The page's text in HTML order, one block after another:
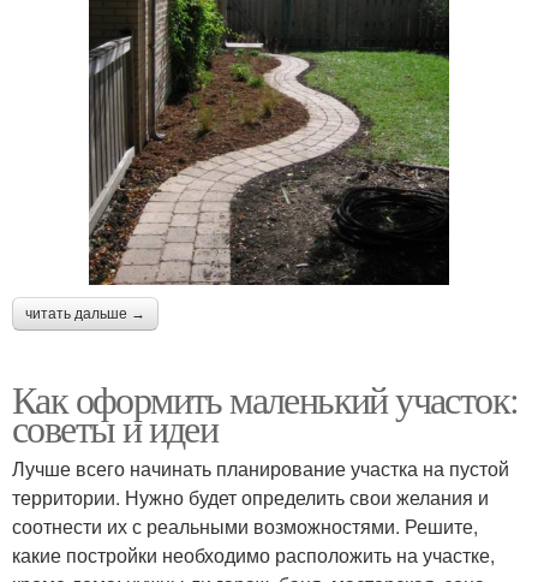
читать дальше →
Как оформить маленький участок:
советы и идеи
Лучше всего начинать планирование участка на пустой
территории. Нужно будет определить свои желания и
соотнести их с реальными возможностями. Решите,
какие постройки необходимо расположить на участке,